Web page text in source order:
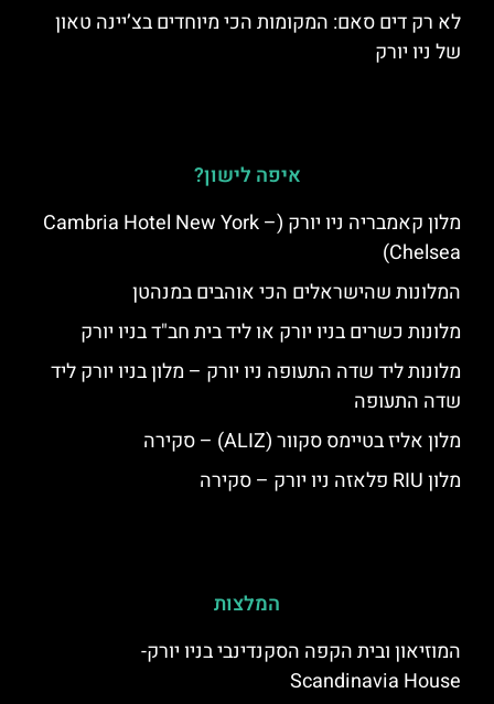
לא רק דים סאם: המקומות הכי מיוחדים בצ’יינה טאון
של ניו יורק
איפה לישון?
מלון קאמבריה ניו יורק (Cambria Hotel New York –
Chelsea)
המלונות שהישראלים הכי אוהבים במנהטן
מלונות כשרים בניו יורק או ליד בית חב"ד בניו יורק
מלונות ליד שדה התעופה ניו יורק – מלון בניו יורק ליד
שדה התעופה
מלון אליז בטיימס סקוור (ALIZ) – סקירה
מלון RIU פלאזה ניו יורק – סקירה
המלצות
המוזיאון ובית הקפה הסקנדינבי בניו יורק-
Scandinavia House